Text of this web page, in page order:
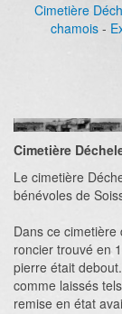
Cimetière
chamois-
Cimetière
Le cimetière
bénévoles de
Dans ce
roncier trouvé en
pierre était
comme laissés
remise en état